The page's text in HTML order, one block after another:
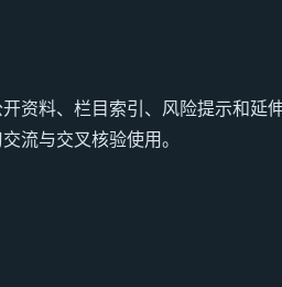
资料、栏目索引、风险提示和延
流与交叉核验使用。